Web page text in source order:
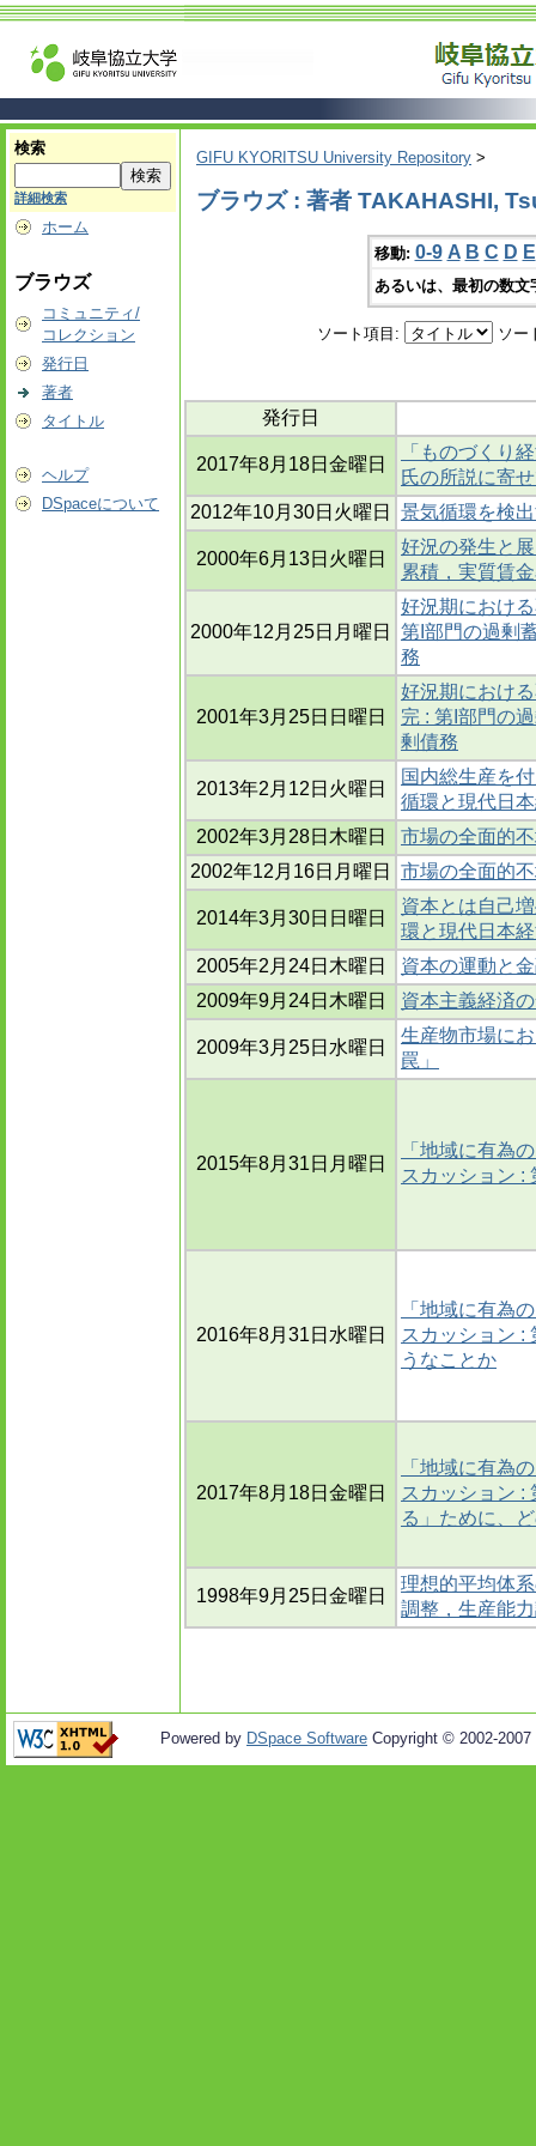
検索
詳細検索
ホーム
ブラウズ
コミュニティ/
コレクション
発行日
著者
タイトル
ヘルプ
DSpaceについて
GIFU KYORITSU University Repository >
ブラウズ : 著者 TAKAHASHI,
移動: 0-9 A B C D E
あるいは、最初の数
ソート項目: ソー
発行日
2017年8月18日金曜日
「ものづくり
氏の所説に寄
2012年10月30日火曜日
景気循環を検
2000年6月13日火曜日
好況の発生と
累積，実質賃
2000年12月25日月曜日
好況期におけ
第I部門の過剰
務
2001年3月25日日曜日
好況期におけ
完 : 第I部門の
剰債務
2013年2月12日火曜日
国内総生産を
循環と現代日
2002年3月28日木曜日
市場の全面的
2002年12月16日月曜日
市場の全面的
2014年3月30日日曜日
資本とは自己
環と現代日本
2005年2月24日木曜日
資本の運動と
2009年9月24日木曜日
資本主義経済
2009年3月25日水曜日
生産物市場に
罠」
2015年8月31日月曜日
「地域に有為
スカッション :
2016年8月31日水曜日
「地域に有為
スカッション :
うなことか
2017年8月18日金曜日
「地域に有為
スカッション :
る」ために、
1998年9月25日金曜日
理想的平均体
調整，生産能
Powered by DSpace Software Copyright © 2002-2007